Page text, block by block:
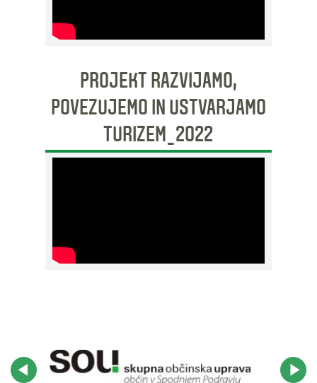
PROJEKT RAZVIJAMO,
POVEZUJEMO IN USTVARJAMO
TURIZEM_2022